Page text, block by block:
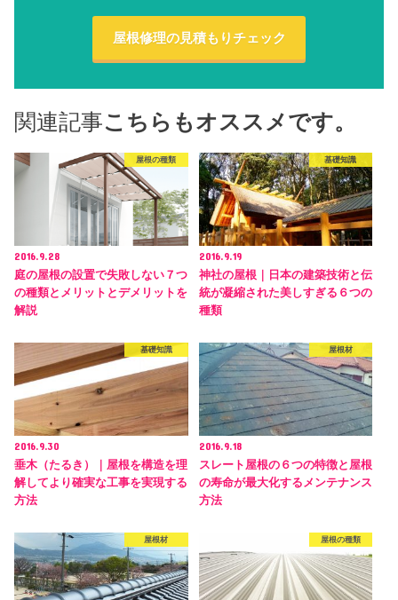
屋根修理の見積もりチェック
関連記事こちらもオススメです。
屋根の種類
2016.9.28
庭の屋根の設置で失敗しない７つ
の種類とメリットとデメリットを
解説
基礎知識
2016.9.19
神社の屋根｜日本の建築技術と伝
統が凝縮された美しすぎる６つの
種類
基礎知識
2016.9.30
垂木（たるき）｜屋根を構造を理
解してより確実な工事を実現する
方法
屋根材
2016.9.18
スレート屋根の６つの特徴と屋根
の寿命が最大化するメンテナンス
方法
屋根材 屋根の種類